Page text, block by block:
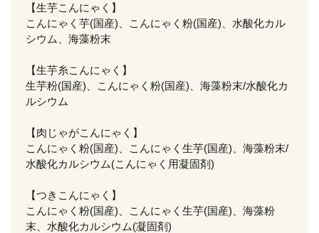
【生芋こんにゃく】
こんにゃく芋(国産)、こんにゃく粉(国産)、水酸化カル
シウム、海藻粉末
【生芋糸こんにゃく】
生芋粉(国産)、こんにゃく粉(国産)、海藻粉末/水酸化カ
ルシウム
【肉じゃがこんにゃく】
こんにゃく粉(国産)、こんにゃく生芋(国産)、海藻粉末/
水酸化カルシウム(こんにゃく用凝固剤)
【つきこんにゃく】
こんにゃく粉(国産)、こんにゃく生芋(国産)、海藻粉
末、水酸化カルシウム(凝固剤)